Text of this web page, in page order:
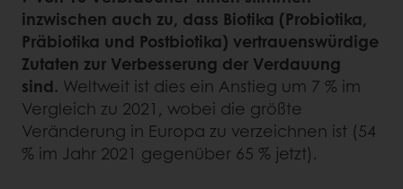
inzwischen auch zu, dass Biotika (Probiotika,
Präbiotika und Postbiotika) vertrauenswürdige
Zutaten zur Verbesserung der Verdauung
sind. Weltweit ist dies ein Anstieg um 7 % im
Vergleich zu 2021, wobei die größte
Veränderung in Europa zu verzeichnen ist (54
% im Jahr 2021 gegenüber 65 % jetzt).